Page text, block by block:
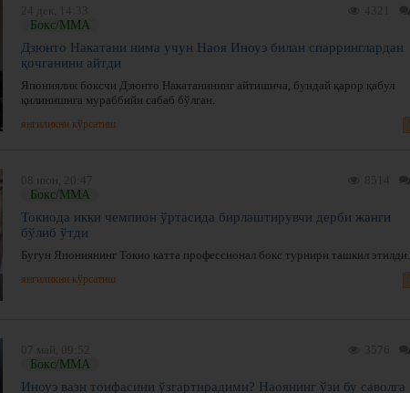
Бокс/ММА
Дзюнто Накатани нима учун Наоя Иноуэ билан спарринглардан
қочганини айтди
Япониялик боксчи Дзюнто Накатанининг айтишича, бундай қарор қабул
қилинишига мураббийи сабаб бўлган.
янгиликни кўрсатиш
Бокс/ММА
Токиода икки чемпион ўртасида бирлаштирувчи дерби жанги
бўлиб ўтди
Бугун Япониянинг Токио катта профессионал бокс турнири ташкил этилди.
янгиликни кўрсатиш
Бокс/ММА
Иноуэ вазн тоифасини ўзгартирадими? Наоянинг ўзи бу саволга